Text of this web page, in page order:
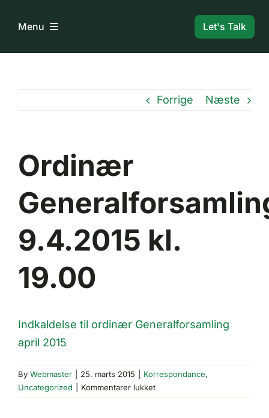
Menu
Bestyrelse
Information
Boligreglement
Let's Talk
Forrige Næste
Ordinær
9.4.2015 kl.
19.00
Indkaldelse til ordinær Generalforsamling
april 2015
By Webmaster 25. marts 2015 Korrespondance,
Uncategorized
Kommentarer lukkettil
Ordinær